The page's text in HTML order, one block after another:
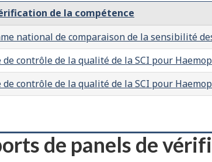
de la compétence
national de comparaison de la sensibilité
de contrôle de la qualité de la SCI pour
de contrôle de la qualité de la SCI pour
de panels de